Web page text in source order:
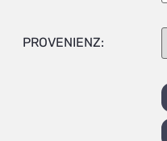
PROVENIENZ: